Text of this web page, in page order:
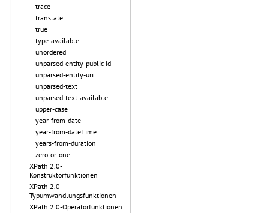
trace
translate
true
type-available
unordered
unparsed-entity-public-id
unparsed-entity-uri
unparsed-text
unparsed-text-available
upper-case
year-from-date
year-from-dateTime
years-from-duration
zero-or-one
XPath 2.0-
Konstruktorfunktionen
XPath 2.0-
Typumwandlungsfunktionen
XPath 2.0-Operatorfunktionen